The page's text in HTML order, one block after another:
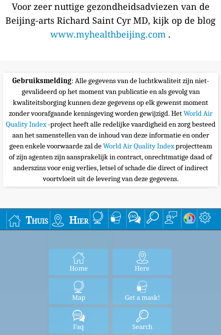
Voor zeer nuttige gezondheidsadviezen van de
Beijing-arts Richard Saint Cyr MD, kijk op de blog
www.myhealthbeijing.com .
Gebruiksmelding: Alle gegevens van de luchtkwaliteit zijn niet-
gevalideerd op het moment van publicatie en als gevolg van
kwaliteitsborging kunnen deze gegevens op elk gewenst moment
zonder voorafgaande kennisgeving worden gewijzigd. HetWorld Air
Quality Index-project heeft alle redelijke vaardigheid en zorg besteed
aan het samenstellen van de inhoud van deze informatie en onder
geen enkele voorwaarde zal deWorld Air Quality Indexprojectteam
of zijn agenten zijn aansprakelijk in contract, onrechtmatige daad of
anderszins voor enig verlies, letsel of schade die direct of indirect
voortvloeit uit de levering van deze gegevens.
Thuis Hier
Home Here
Map Get a mask!
Faq Search